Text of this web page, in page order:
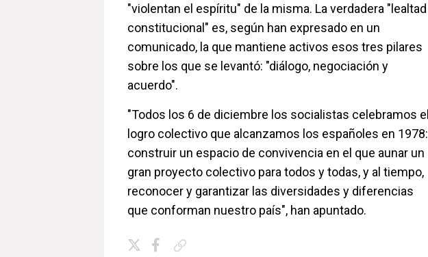
"violentan el espíritu" de la misma. La verdadera "lealtad
constitucional" es, según han expresado en un
comunicado, la que mantiene activos esos tres pilares
sobre los que se levantó: "diálogo, negociación y
acuerdo".
"Todos los 6 de diciembre los socialistas celebramos el
logro colectivo que alcanzamos los españoles en 1978:
construir un espacio de convivencia en el que aunar un
gran proyecto colectivo para todos y todas, y al tiempo,
reconocer y garantizar las diversidades y diferencias
que conforman nuestro país", han apuntado.